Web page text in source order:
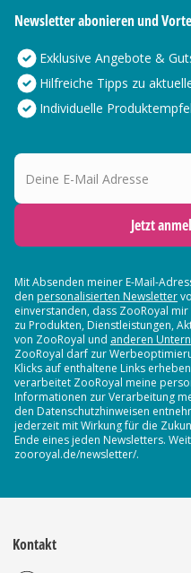
Newsletter abonieren und
Exklusive Angebote &
Hilfreiche Tipps zu
Individuelle
Deine E-Mail Adresse
Jetzt
Mit Absenden meiner E-Mail-
den personalisierten Newsletter
einverstanden, dass ZooRoyal
zu Produkten, Dienstleistungen,
von ZooRoyal und anderen
ZooRoyal darf zur
Klicks auf enthaltene Links
verarbeitet ZooRoyal meine
Informationen zur Verarbeitung
den Datenschutzhinweisen
jederzeit mit Wirkung für die
Ende eines jeden Newsletters.
zooroyal.de/newsletter/.
Kontakt